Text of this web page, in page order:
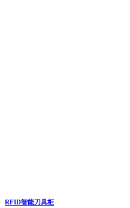
RFID智能刀具柜